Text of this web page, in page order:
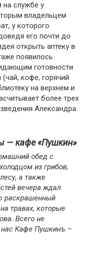
на службе у
владельцем
у которого
его почти до
открыть аптеку в
появилось
готовности
кофе, горячий
на верхнем и
более трех
Александра
— кафе «Пушкин»
обед с
из грибов,
а также
вечера ждал
раскрашенный
травах, которые
Всего не
Кафе Пушкинъ –